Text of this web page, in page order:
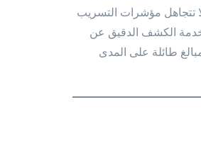
تتجاهل مؤشرات التسريب
الكشف الدقيق عن
طائلة على المدى